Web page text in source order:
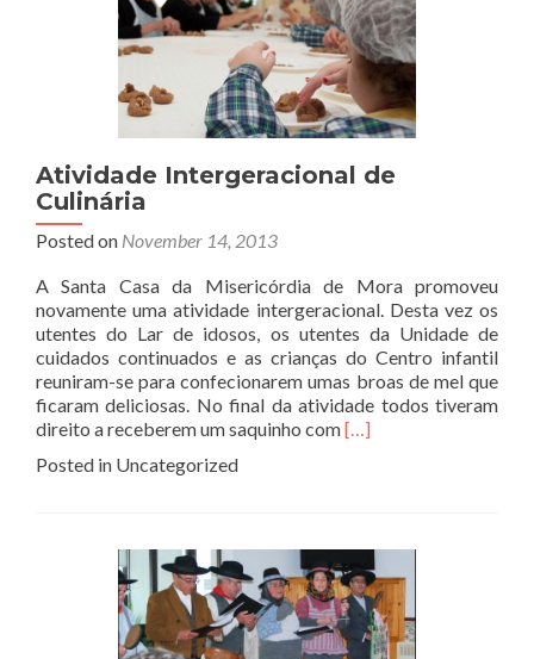
Atividade Intergeracional de
Culinária
Posted on November 14, 2013
A Santa Casa da Misericórdia de Mora promoveu
novamente uma atividade intergeracional. Desta vez os
utentes do Lar de idosos, os utentes da Unidade de
cuidados continuados e as crianças do Centro infantil
reuniram-se para confecionarem umas broas de mel que
ficaram deliciosas. No final da atividade todos tiveram
direito a receberem um saquinho comRead
de
Culinária
[…]
Posted in Uncategorized